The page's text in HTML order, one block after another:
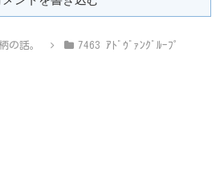
の話。 7463 ｱﾄﾞｳﾞｧﾝｸﾞﾙｰﾌﾟ